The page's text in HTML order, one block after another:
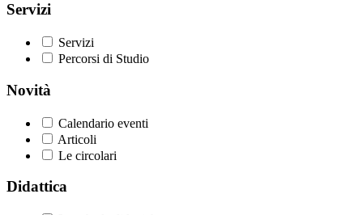
Servizi
Servizi
Percorsi di Studio
Novità
Calendario eventi
Articoli
Le circolari
Didattica